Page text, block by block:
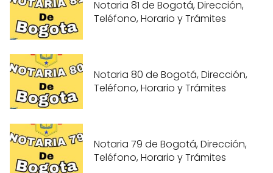
Notaria 81 de Bogotá, Dirección,
Teléfono, Horario y Trámites
Notaria 80 de Bogotá, Dirección,
Teléfono, Horario y Trámites
Notaria 79 de Bogotá, Dirección,
Teléfono, Horario y Trámites